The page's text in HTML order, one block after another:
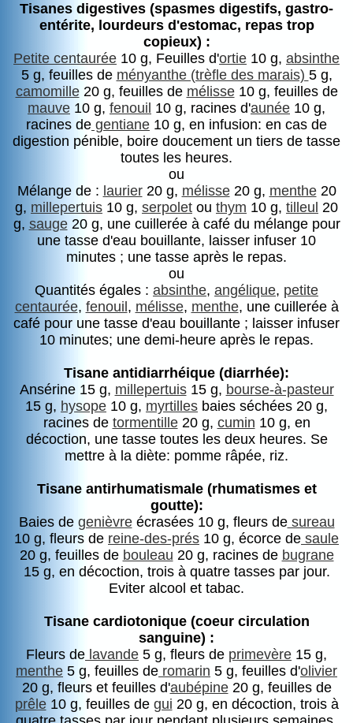
Tisanes digestives (spasmes digestifs, gastro-
entérite, lourdeurs d'estomac, repas trop
copieux) :
Petite centaurée 10 g, Feuilles d'ortie 10 g, absinthe
5 g, feuilles de ményanthe (trèfle des marais) 5 g,
camomille20 g, feuilles de mélisse10 g, feuilles de
mauve 10 g, fenouil 10 g, racines d'aunée 10 g,
racines de gentiane 10 g, en infusion: en cas de
digestion pénible, boire doucement un tiers de tasse
toutes les heures.
ou
Mélange de : laurier20 g, mélisse20 g, menthe20
g, millepertuis 10 g, serpolet ou thym 10 g, tilleul 20
g, sauge20 g, une cuillerée à café du mélange pour
une tasse d'eau bouillante, laisser infuser 10
minutes ; une tasse après le repas.
ou
Quantités égales : absinthe, angélique, petite
centaurée, fenouil , mélisse, menthe, une cuillerée à
café pour une tasse d'eau bouillante ; laisser infuser
10 minutes; une demi-heure après le repas.
Tisane antidiarrhéique (diarrhée):
Ansérine 15 g, millepertuis15 g, bourse-à-pasteur
15 g, hysope 10 g, myrtilles baies séchées 20 g,
racines de tormentille20 g, cumin 10 g, en
décoction, une tasse toutes les deux heures. Se
mettre à la diète: pomme râpée, riz.
Tisane antirhumatismale (rhumatismes et
goutte):
Baies de genièvreécrasées 10 g, fleurs desureau
10 g, fleurs de reine-des-prés 10 g, écorce de saule
20 g, feuilles de bouleau 20 g, racines de bugrane
15 g, en décoction, trois à quatre tasses par jour.
Eviter alcool et tabac.
Tisane cardiotonique (coeur circulation
sanguine) :
Fleurs de lavande 5 g, fleurs de primevère 15 g,
menthe 5 g, feuilles de romarin 5 g, feuilles d'olivier
20 g, fleurs et feuilles d'aubépine20 g, feuilles de
prêle10 g, feuilles de gui 20 g, en décoction, trois à